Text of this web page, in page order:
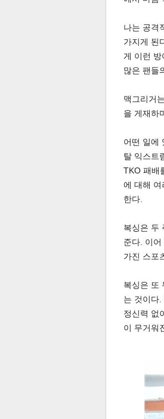
인
나는 공격
가지게 된
게 이런
많은 팬들
맥그리거
을 게재하
어떤 일에
탈 익스트
TKO 패배
에 대해 여
한다.
복싱은 두
준다. 이
가진 스포
복싱은 또
는 것이다
정신력 없
이 무거워